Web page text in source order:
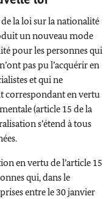
la loi sur la nationalité
un nouveau mode
pour les personnes qui
pas pu l’acquérir en
et qui ne
correspondant en vertu
(article 15 de la
s’étend à tous
en vertu de l’article 15
qui, dans le
entre le 30 janvier